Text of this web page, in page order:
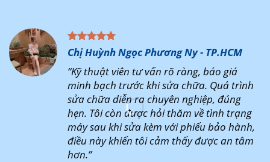
Chị Huỳnh Ngọc Phương Ny - TP.HCM
“Kỹ thuật viên tư vấn rõ ràng, báo giá
minh bạch trước khi sửa chữa. Quá trình
sửa chữa diễn ra chuyên nghiệp, đúng
hẹn. Tôi còn được hỏi thăm về tình trạng
máy sau khi sửa kèm với phiếu bảo hành,
điều này khiến tôi cảm thấy được an tâm
hơn.”